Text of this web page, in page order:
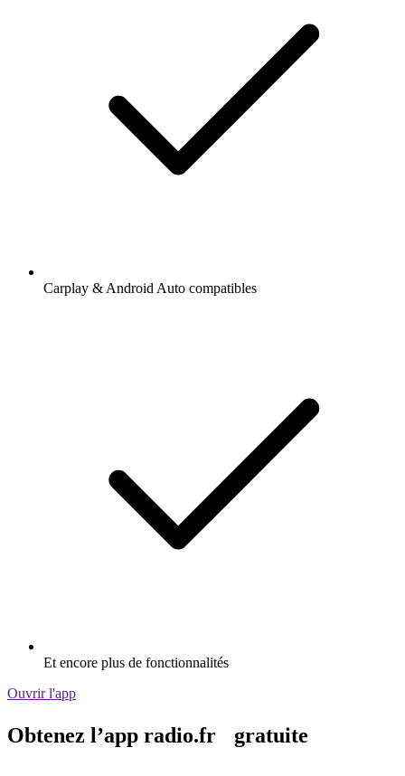
Carplay & Android Auto compatibles
Et encore plus de fonctionnalités
Ouvrir l'app
Obtenez l’app radio.fr gratuite